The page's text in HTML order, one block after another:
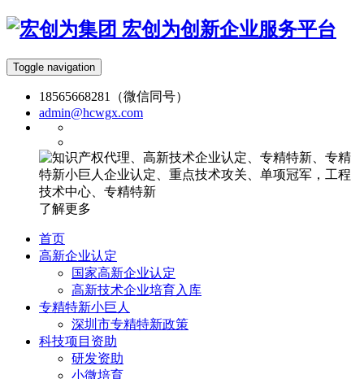
宏创为创新企业服务平台
Toggle navigation
18565668281（微信同号）
admin@hcwgx.com
了解更多
首页
高新企业认定
国家高新企业认定
高新技术企业培育入库
专精特新小巨人
深圳市专精特新政策
科技项目资助
研发资助
小微培育